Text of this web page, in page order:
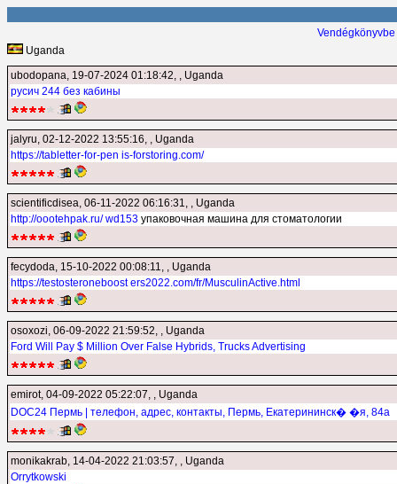
Uganda
ubodopana, 19-07-2024 01:18:42, , Uganda
русич 244 без кабины
jalyru, 02-12-2022 13:55:16, , Uganda
https://tabletter-for-pen is-forstoring.com/
scientificdisea, 06-11-2022 06:16:31, , Uganda
http://oootehpak.ru/ wd153 упаковочная машина для стоматологии
fecydoda, 15-10-2022 00:08:11, , Uganda
https://testosteroneboost ers2022.com/fr/MusculinActive.html
osoxozi, 06-09-2022 21:59:52, , Uganda
Ford Will Pay $ Million Over False Hybrids, Trucks Advertising
emirot, 04-09-2022 05:22:07, , Uganda
DOC24 Пермь | телефон, адрес, контакты, Пермь, Екатерининск� �я, 84а
monikakrab, 14-04-2022 21:03:57, , Uganda
Orrytkowski